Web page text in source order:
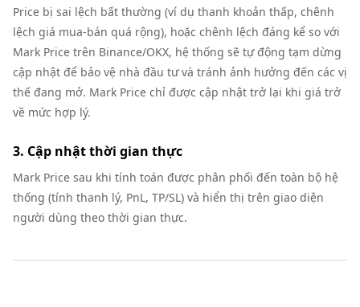
Price bị sai lệch bất thường (ví dụ thanh khoản thấp, chênh
lệch giá mua-bán quá rộng), hoặc chênh lệch đáng kể so với
Mark Price trên Binance/OKX, hệ thống sẽ tự động tạm dừng
cập nhật để bảo vệ nhà đầu tư và tránh ảnh hưởng đến các vị
thế đang mở. Mark Price chỉ được cập nhật trở lại khi giá trở
về mức hợp lý.
3. Cập nhật thời gian thực
Mark Price sau khi tính toán được phân phối đến toàn bộ hệ
thống (tính thanh lý, PnL, TP/SL) và hiển thị trên giao diện
người dùng theo thời gian thực.